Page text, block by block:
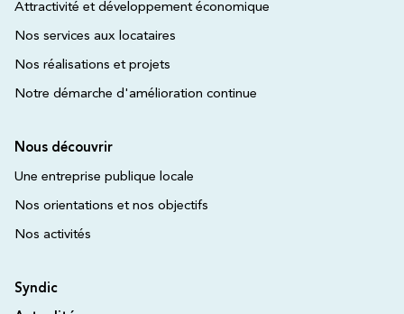
Attractivité et développement économique
Nos services aux locataires
Nos réalisations et projets
Notre démarche d'amélioration continue
Nous découvrir
Une entreprise publique locale
Nos orientations et nos objectifs
Nos activités
Syndic